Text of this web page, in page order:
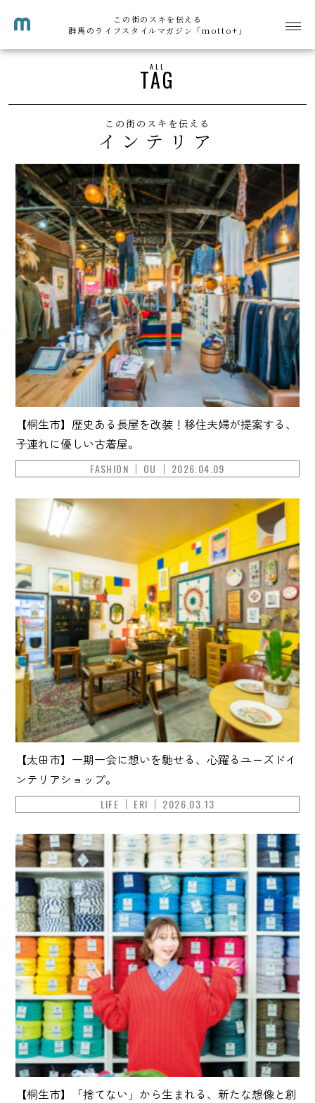
この街のスキを伝える
群馬のライフスタイルマガジン「motto+」
ALL
TAG
この街のスキを伝える
インテリア
【桐生市】歴史ある長屋を改装！移住夫婦が提案する、
子連れに優しい古着屋。
FASHION OU 2026.04.09
【太田市】一期一会に想いを馳せる、心躍るユーズドイ
ンテリアショップ。
LIFE ERI 2026.03.13
【桐生市】「捨てない」から生まれる、新たな想像と創